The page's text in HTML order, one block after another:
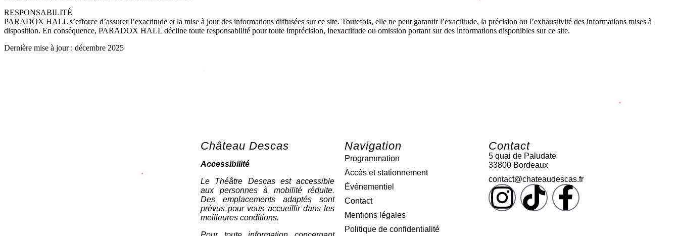
RESPONSABILITÉ
PARADOX HALL s’efforce d’assurer l’exactitude et la mise à jour des informations diffusées sur ce site. Toutefois, elle ne peut garantir l’exactitude, la précision ou l’exhaustivité des informations mises à
disposition. En conséquence, PARADOX HALL décline toute responsabilité pour toute imprécision, inexactitude ou omission portant sur des informations disponibles sur ce site.
Dernière mise à jour : décembre 2025
Château Descas
Accessibilité
Le Théâtre Descas est accessible
aux personnes à mobilité réduite.
Des emplacements adaptés sont
prévus pour vous accueillir dans les
meilleures conditions.
Navigation
Programmation
Accès et stationnement
Événementiel
Contact
Mentions légales
Politique de confidentialité
Contact
5 quai de Paludate
33800 Bordeaux
contact@chateaudescas.fr